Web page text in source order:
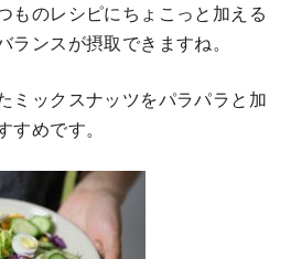
ものレシピにちょこっと加える
ランスが摂取できますね。
ミックスナッツをパラパラと加
すめです。